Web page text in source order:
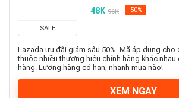
SALE
48K 96K -50%
Lazada ưu đãi giảm sâu 50%. Mã áp dụng cho
thuộc nhiều thương hiệu chính hãng khác nhau
hàng. Lượng hàng có hạn, nhanh mua nào!
XEM NGAY